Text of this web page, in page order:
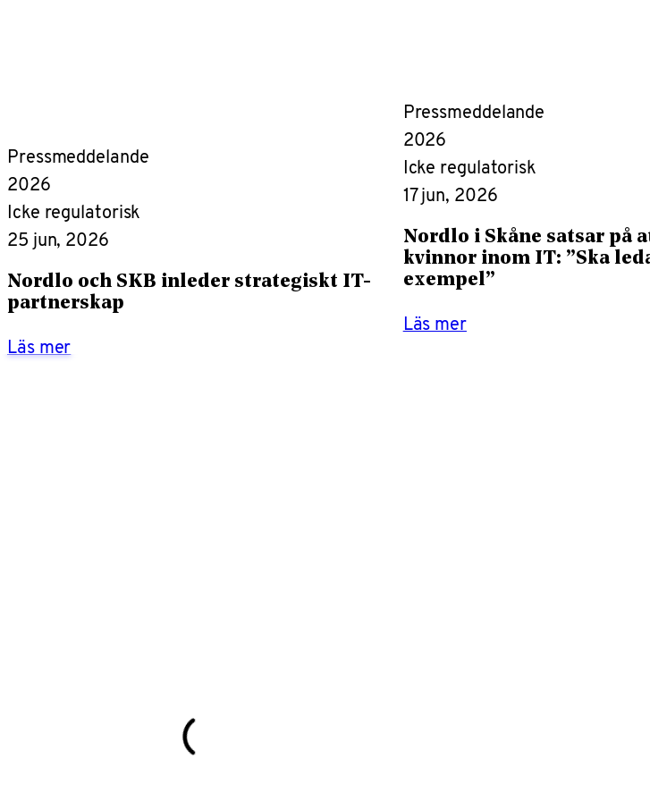
Pressmeddelande
2026
Icke regulatorisk
25 jun, 2026
Nordlo och SKB inleder strategiskt IT-
partnerskap
Läs mer
Pressmeddelande
2026
Icke regulatorisk
17 jun, 2026
Nordlo i Skåne satsar på
kvinnor inom IT: ”Ska
exempel”
Läs mer